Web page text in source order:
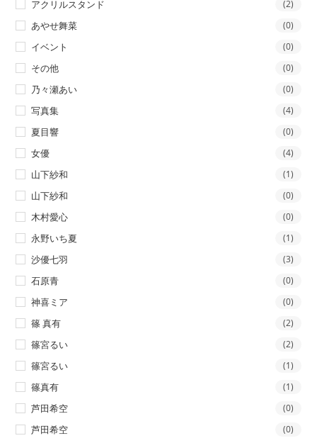
アクリルスタンド (2)
あやせ舞菜 (0)
イベント (0)
その他 (0)
乃々瀬あい (0)
写真集 (4)
夏目響 (0)
女優 (4)
山下紗和 (1)
山下紗和 (0)
木村愛心 (0)
永野いち夏 (1)
沙優七羽 (3)
石原青 (0)
神喜ミア (0)
篠 真有 (2)
篠宮るい (2)
篠宮るい (1)
篠真有 (1)
芦田希空 (0)
芦田希空 (0)